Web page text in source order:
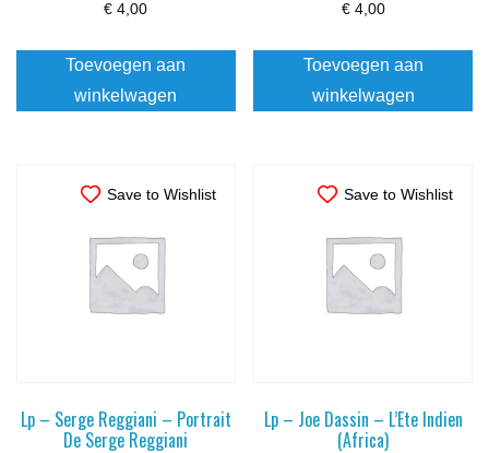
€ 4,00
Toevoegen aan
winkelwagen
€4,00
Toevoegen aan
winkelwagen
Save to Wishlist
Lp – Serge Reggiani – Portrait
De Serge Reggiani
Save to Wishlist
Lp – Joe Dassin – L’Ete Indien
(Africa)